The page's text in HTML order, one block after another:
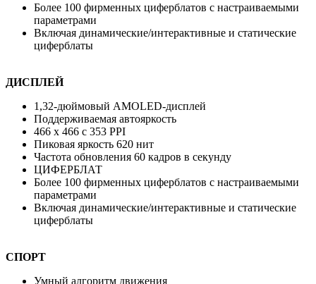
Более 100 фирменных циферблатов с настраиваемыми
параметрами
Включая динамические/интерактивные и статические
циферблаты
ДИСПЛЕЙ
1,32-дюймовый AMOLED-дисплей
Поддерживаемая автояркость
466 x 466 с 353 PPI
Пиковая яркость 620 нит
Частота обновления 60 кадров в секунду
ЦИФЕРБЛАТ
Более 100 фирменных циферблатов с настраиваемыми
параметрами
Включая динамические/интерактивные и статические
циферблаты
СПОРТ
Умный алгоритм движения